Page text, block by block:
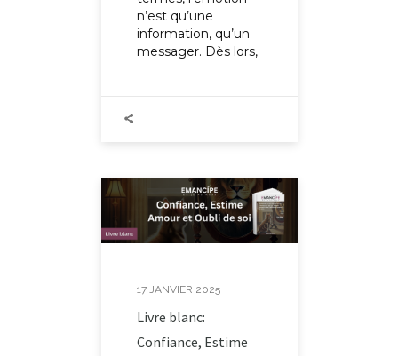
n’est qu’une
information, qu’un
messager. Dès lors,
17 JANVIER 2025
Livre blanc:
Confiance, Estime